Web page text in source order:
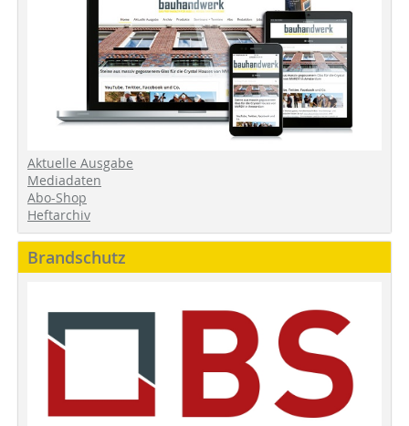
Aktuelle Ausgabe
Mediadaten
Abo-Shop
Heftarchiv
Brandschutz